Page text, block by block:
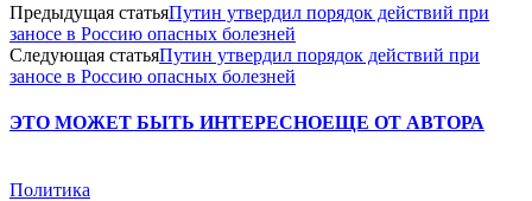
Предыдущая статьяПутин утвердил порядок действий при
заносе в Россию опасных болезней
Следующая статьяПутин утвердил порядок действий при
заносе в Россию опасных болезней
ЭТО МОЖЕТ БЫТЬ ИНТЕРЕСНОЕЩЕ ОТ АВТОРА
Политика